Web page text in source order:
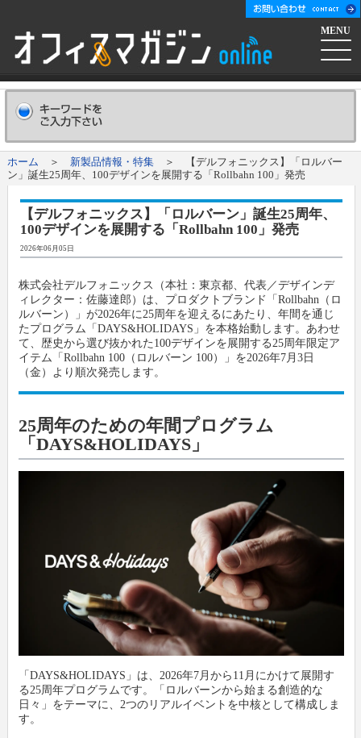
MENU
ホーム
会社概要Company
新聞購読申し込みSubscribe
オフマガニュース
メーカー発信ニュースリリース
文具動画紹介
業界情報リンク集
メーカー
小売店
オフィスマガジン社について
新聞購読申し込み
プライバシーポリシー
ホーム ＞ 新製品情報・特集＞ 【デルフォニックス】「ロルバー
ン」誕生25周年、100デザインを展開する「Rollbahn 100」発売
【デルフォニックス】「ロルバーン」誕生25周年、
100デザインを展開する「Rollbahn 100」発売
2026年06月05日
株式会社デルフォニックス（本社：東京都、代表／デザインデ
ィレクター：佐藤達郎）は、プロダクトブランド「Rollbahn（ロ
ルバーン）」が2026年に25周年を迎えるにあたり、年間を通じ
たプログラム「DAYS&HOLIDAYS」を本格始動します。あわせ
て、歴史から選び抜かれた100デザインを展開する25周年限定ア
イテム「Rollbahn 100（ロルバーン 100）」を2026年7月3日
（金）より順次発売します。
25周年のための年間プログラム
「DAYS&HOLIDAYS」
「DAYS&HOLIDAYS」は、2026年7月から11月にかけて展開す
る25周年プログラムです。「ロルバーンから始まる創造的な
日々」をテーマに、2つのリアルイベントを中核として構成しま
す。